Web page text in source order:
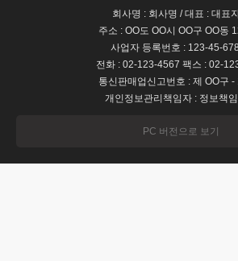
회사명 : 회사명 / 대표 : 대표
주소 : OO도 OO시 OO구 OO동
사업자 등록번호 : 123-45-
전화 : 02-123-4567 팩스 : 02-
통신판매업신고번호 : 제 OO구 -
개인정보관리책임자 : 정보책
PC 버전으로 보기